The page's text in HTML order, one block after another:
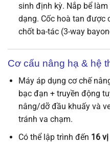
sinh định kỳ. Nắp bể
dạng. Cốc hoà tan được
chốt ba-tác (3-way
Cơ cấu nâng hạ & hệ
Máy áp dụng cơ chế
bạc đạn + truyền động
nâng/dỡ đầu khuấy và
tránh va chạm.
Có thể lập trình đến 16